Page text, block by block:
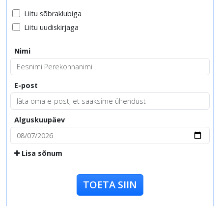
Liitu sõbraklubiga
Liitu uudiskirjaga
Nimi
E-post
Alguskuupäev
Lisa sõnum
TOETA SIIN